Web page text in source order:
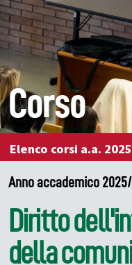
Corso
Elenco corsi a.a.
Anno accademico
Diritto
della